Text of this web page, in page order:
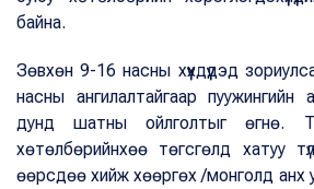
байна.
Зөвхөн 9-16 насны хүүхдүүдэд
насны ангилалтайгаар
дунд шатны ойлголтыг өгнө. Тэр
хөтөлбөрийнхөө төгсгөлд хатуу
өөрсдөө хийж хөөргөх /монголд анх